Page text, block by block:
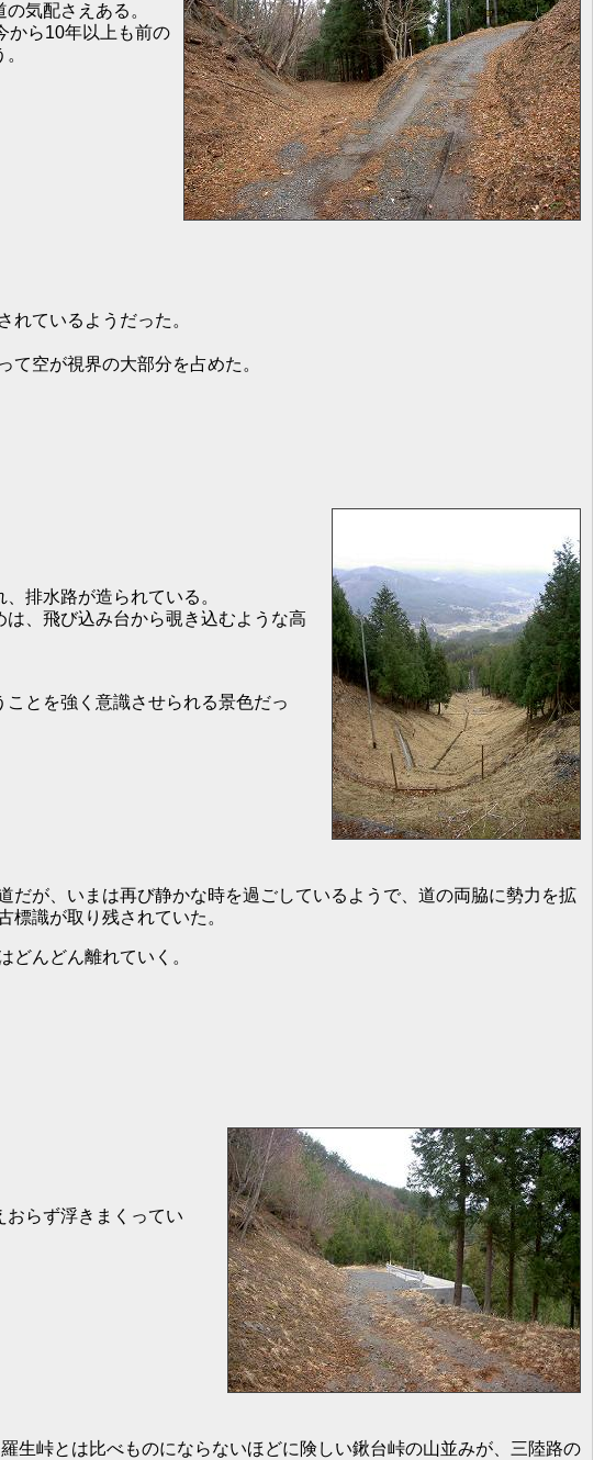
気配さえある。
から10年以上も前の
れているようだった。
空が視界の大部分を占めた。
排水路が造られている。
、飛び込み台から覗き込むような高
とを強く意識させられる景色だっ
が、いまは再び静かな時を過ごしているようで、道の両脇に勢力を拡
標識が取り残されていた。
んどん離れていく。
らず浮きまくってい
生峠とは比べものにならないほどに険しい鍬台峠の山並みが、三陸路の